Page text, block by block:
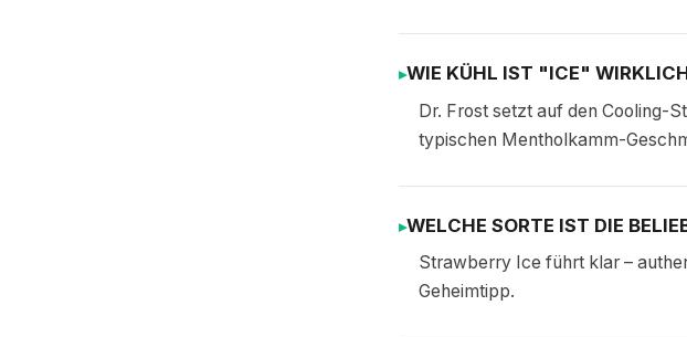
WIE KÜHL IST "ICE"
Dr. Frost setzt auf den Cooling-
typischen Mentholkamm-
WELCHE SORTE IST DIE
Strawberry Ice führt klar –
Geheimtipp.